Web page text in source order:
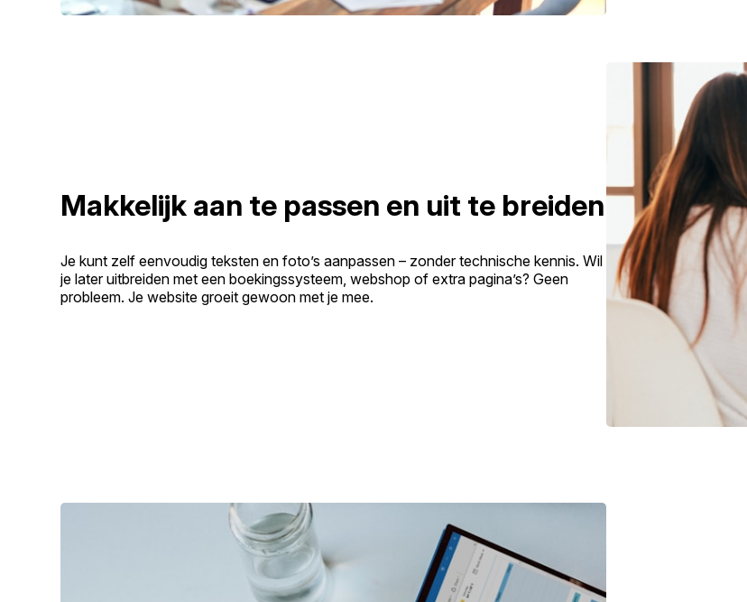
Makkelijk aan te passen en uit te breiden
Je kunt zelf eenvoudig teksten en foto’s aanpassen – zonder technische kennis. Wil
je later uitbreiden met een boekingssysteem, webshop of extra pagina’s? Geen
probleem. Je website groeit gewoon met je mee.